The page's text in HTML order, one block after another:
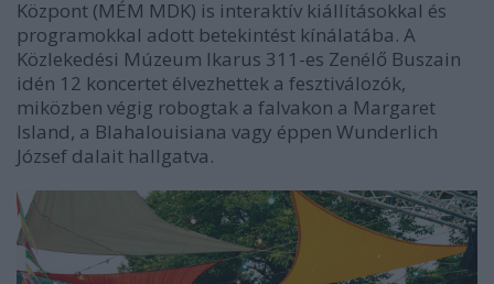
Központ (MÉM MDK) is interaktív kiállításokkal és
programokkal adott betekintést kínálatába. A
Közlekedési Múzeum Ikarus 311-es Zenélő Buszain
idén 12 koncertet élvezhettek a fesztiválozók,
miközben végig robogtak a falvakon a Margaret
Island, a Blahalouisiana vagy éppen Wunderlich
József dalait hallgatva.